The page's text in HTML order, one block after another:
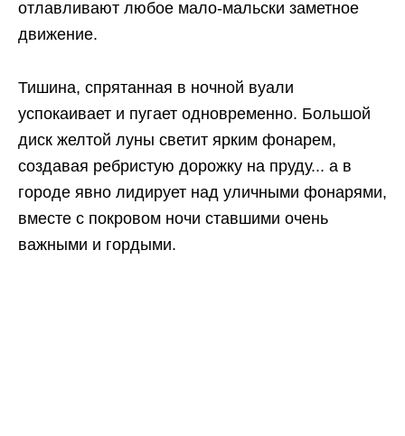
отлавливают любое мало-мальски заметное
движение.
Тишина, спрятанная в ночной вуали
успокаивает и пугает одновременно. Большой
диск желтой луны светит ярким фонарем,
создавая ребристую дорожку на пруду... а в
городе явно лидирует над уличными фонарями,
вместе с покровом ночи ставшими очень
важными и гордыми.